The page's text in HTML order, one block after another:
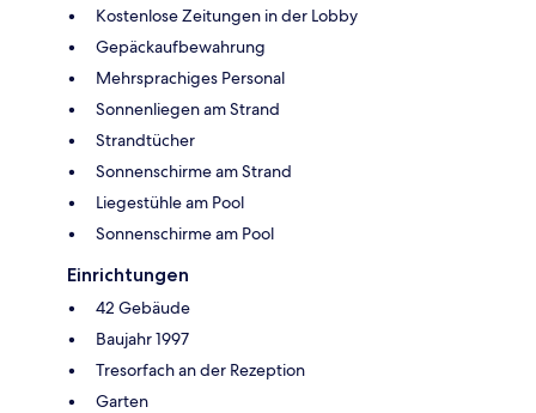
Kostenlose Zeitungen in der Lobby
Gepäckaufbewahrung
Mehrsprachiges Personal
Sonnenliegen am Strand
Strandtücher
Sonnenschirme am Strand
Liegestühle am Pool
Sonnenschirme am Pool
Einrichtungen
42 Gebäude
Baujahr 1997
Tresorfach an der Rezeption
Garten